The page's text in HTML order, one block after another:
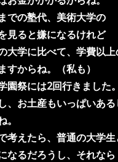
での塾代、美術大学の
見ると嫌になるけれど
大学に比べて、学費以上
すからね。（私も）
園祭には2回行きました。
、お土産もいっぱいある
考えたら、普通の大学生
なるだろうし、それなら